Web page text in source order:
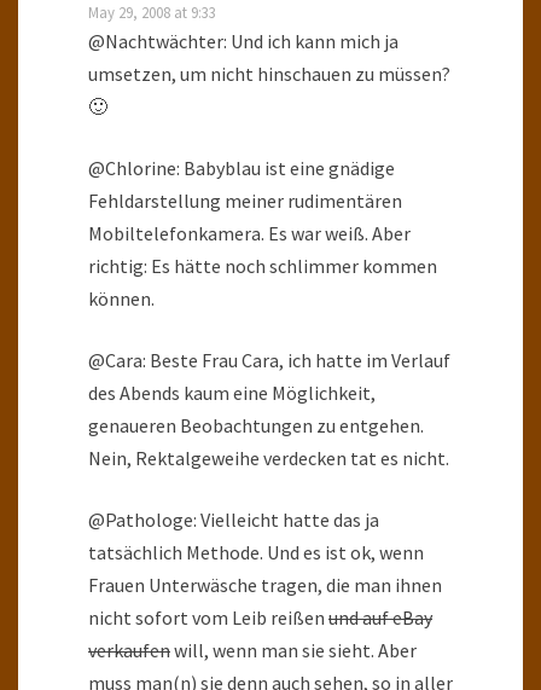
May 29, 2008 at 9:33
@Nachtwächter: Und ich kann mich ja
umsetzen, um nicht hinschauen zu müssen?
🙂
@Chlorine: Babyblau ist eine gnädige
Fehldarstellung meiner rudimentären
Mobiltelefonkamera. Es war weiß. Aber
richtig: Es hätte noch schlimmer kommen
können.
@Cara: Beste Frau Cara, ich hatte im Verlauf
des Abends kaum eine Möglichkeit,
genaueren Beobachtungen zu entgehen.
Nein, Rektalgeweihe verdecken tat es nicht.
@Pathologe: Vielleicht hatte das ja
tatsächlich Methode. Und es ist ok, wenn
Frauen Unterwäsche tragen, die man ihnen
nicht sofort vom Leib reißen und auf eBay
verkaufenwill, wenn man sie sieht. Aber
muss man(n) sie denn auch sehen, so in aller